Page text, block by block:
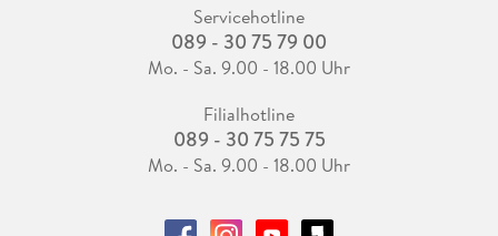
Servicehotline
089 - 30 75 79 00
Mo. - Sa. 9.00 - 18.00 Uhr
Filialhotline
089 - 30 75 75 75
Mo. - Sa. 9.00 - 18.00 Uhr